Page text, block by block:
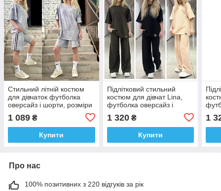
Стильний літній костюм
для дівчаток футболка
оверсайз і шорти, розміри
1 089 ₴
Купити
Підлітковий стильний
костюм для дівчат Lina,
футболка оверсайз і
штани палацо, розміри на
зріст 140— 160
1 320₴
Купити
1
Про нас
100% позитивних з 220 відгуків за рік